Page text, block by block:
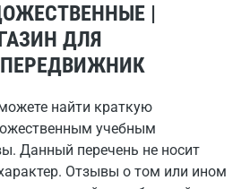
|
ДЛЯ
найти краткую
учебным
Данный перечень не носит
Отзывы о том или ином